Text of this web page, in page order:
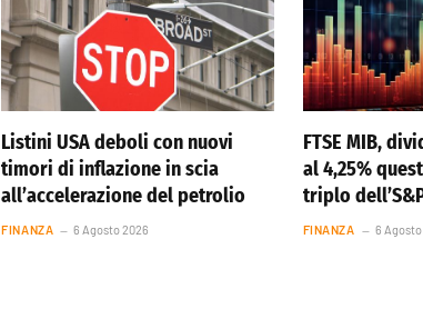
Listini USA deboli con nuovi
timori di inflazione in scia
all’accelerazione del petrolio
FINANZA 6 Agosto 2026
FTSE MIB,
al 4,25%
triplo
FINANZA 6